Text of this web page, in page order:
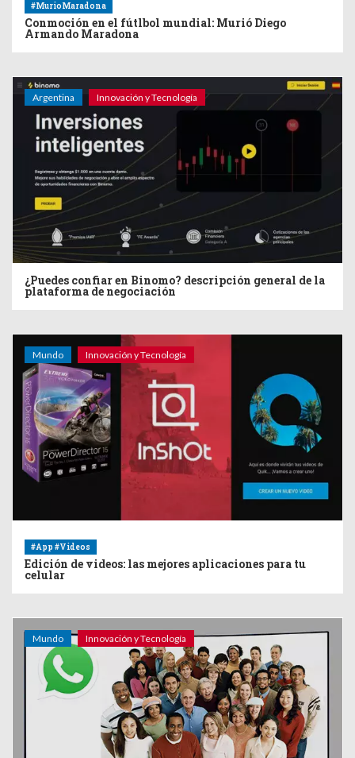
#MurioMaradona
Conmoción en el fútlbol mundial: Murió Diego
Armando Maradona
Argentina Innovación y Tecnología
¿Puedes confiar en Binomo? descripción general de la
plataforma de negociación
Mundo Innovación y Tecnología
#App #Videos
Edición de videos: las mejores aplicaciones para tu
celular
Mundo Innovación y Tecnología